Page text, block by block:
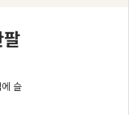
슬